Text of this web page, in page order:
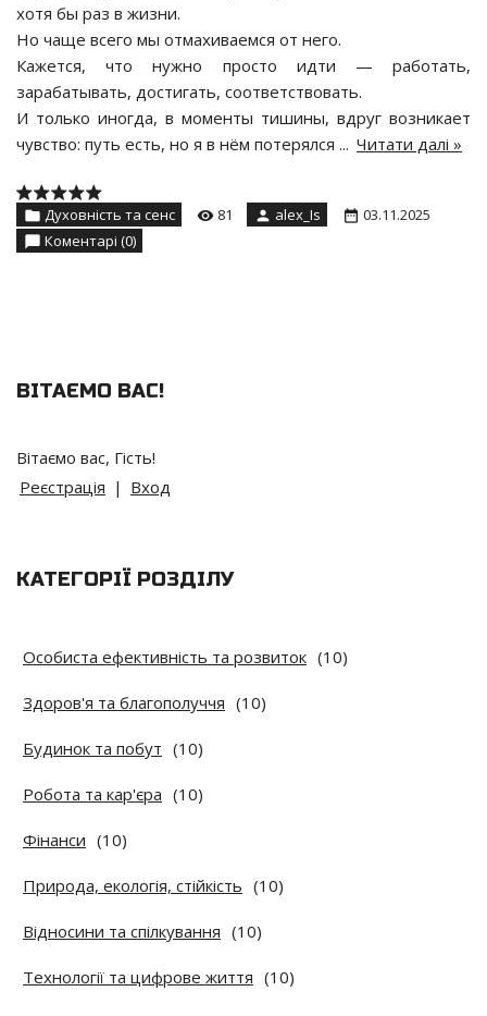
хотя бы раз в жизни.
Но чаще всего мы отмахиваемся от него.
Кажется, что нужно просто идти — работать,
зарабатывать, достигать, соответствовать.
И только иногда, в моменты тишины, вдруг возникает
чувство: путь есть, но я в нём потерялся ... Читати далі »
Духовність та сенс 81 alex_Is
03.11.2025
Коментарі (0)
ВІТАЄМО ВАС!
Вітаємо вас, Гість!
Реєстрація | Вход
КАТЕГОРІЇ РОЗДІЛУ
Особиста ефективність та розвиток (10)
Здоров'я та благополуччя (10)
Будинок та побут (10)
Робота та кар'єра (10)
Фінанси (10)
Природа, екологія, стійкість (10)
Відносини та спілкування (10)
Технології та цифрове життя (10)